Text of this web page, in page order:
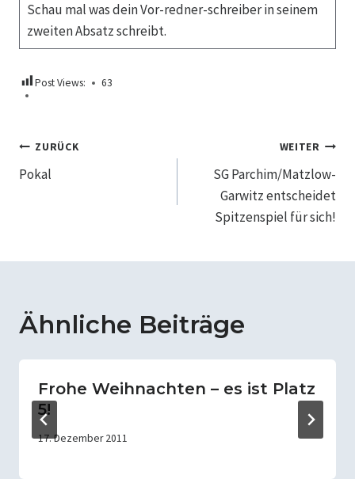
Schau mal was dein Vor-redner-schreiber in seinem
zweiten Absatz schreibt.
Post Views: 63
Beitragsnavigation
ZURÜCK
Pokal
WEITER
SG Parchim/Matzlow-
Garwitz entscheidet
Spitzenspiel für sich!
Ähnliche Beiträge
Frohe Weihnachten – es ist Platz
5!
17. Dezember 2011